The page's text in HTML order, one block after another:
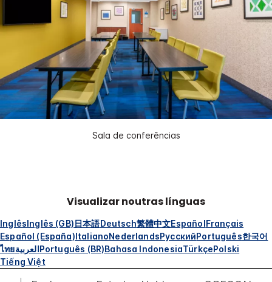
Sala de conferências
Visualizar noutras línguas
InglêsInglês (GB)日本語Deutsch繁體中文EspañolFrançais
Español (España)ItalianoNederlandsРусскийPortuguês한국어
ไทยالعربيةPortuguês (BR)Bahasa IndonesiaTürkçePolski
Tiếng Việt